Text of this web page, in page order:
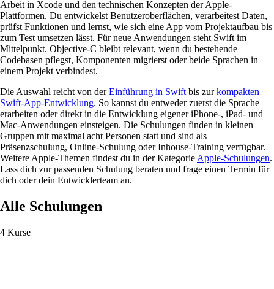
Arbeit in Xcode und den technischen Konzepten der Apple-
Plattformen. Du entwickelst Benutzeroberflächen, verarbeitest Daten,
prüfst Funktionen und lernst, wie sich eine App vom Projektaufbau bis
zum Test umsetzen lässt. Für neue Anwendungen steht Swift im
Mittelpunkt. Objective-C bleibt relevant, wenn du bestehende
Codebasen pflegst, Komponenten migrierst oder beide Sprachen in
einem Projekt verbindest.
Die Auswahl reicht von derEinführung in Swift bis zurkompakten
Swift-App-Entwicklung. So kannst du entweder zuerst die Sprache
erarbeiten oder direkt in die Entwicklung eigener iPhone-, iPad- und
Mac-Anwendungen einsteigen. Die Schulungen finden in kleinen
Gruppen mit maximal acht Personen statt und sind als
Präsenzschulung, Online-Schulung oder Inhouse-Training verfügbar.
Weitere Apple-Themen findest du in der Kategorie Apple-Schulungen.
Lass dich zur passenden Schulung beraten und frage einen Termin für
dich oder dein Entwicklerteam an.
Alle Schulungen
4 Kurse